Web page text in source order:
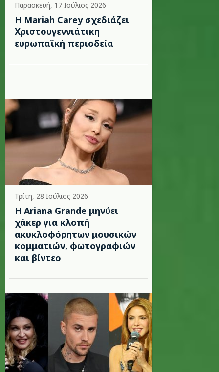
Παρασκευή, 17 Ιούλιος 2026
Η Mariah Carey σχεδιάζει
Χριστουγεννιάτικη
ευρωπαϊκή περιοδεία
Τρίτη, 28 Ιούλιος 2026
Η Ariana Grande μηνύει
χάκερ για κλοπή
ακυκλοφόρητων μουσικών
κομματιών, φωτογραφιών
και βίντεο